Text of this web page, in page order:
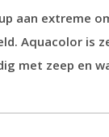
aan extreme
Aquacolor is
met zeep en